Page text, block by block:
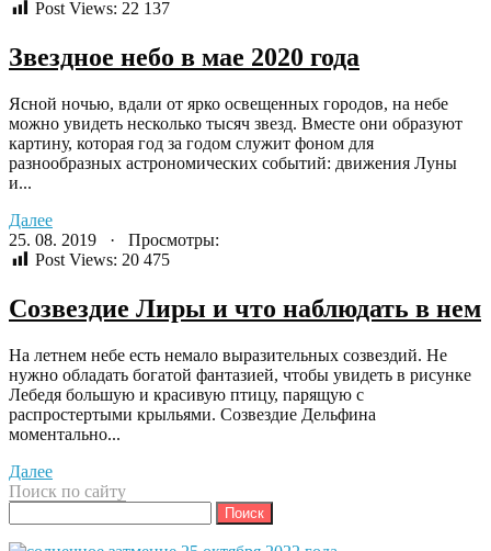
Post Views: 22 137
Звездное небо в мае 2020 года
Ясной ночью, вдали от ярко освещенных городов, на небе
можно увидеть несколько тысяч звезд. Вместе они образуют
картину, которая год за годом служит фоном для
разнообразных астрономических событий: движения Луны
и...
Далее
25. 08. 2019 · Просмотры:
Post Views: 20 475
Созвездие Лиры и что наблюдать в нем
На летнем небе есть немало выразительных созвездий. Не
нужно обладать богатой фантазией, чтобы увидеть в рисунке
Лебедя большую и красивую птицу, парящую с
распростертыми крыльями. Созвездие Дельфина
моментально...
Далее
Поиск по сайту